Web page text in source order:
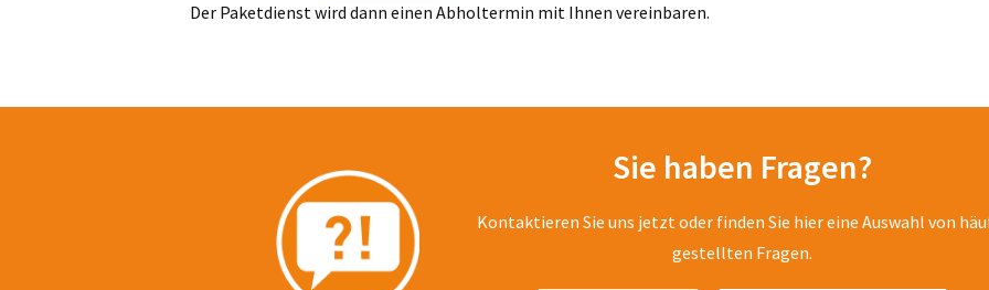
Der Paketdienst wird dann einen Abholtermin mit Ihnen vereinbaren.
Sie haben Fragen?
Kontaktieren Sie uns jetzt oder finden Sie hier eine Auswahl von
gestellten Fragen.